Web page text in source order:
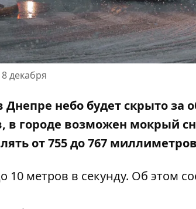
декабря
Днепре небо будет скрыто
в городе возможен мокрый
от 755 до 767
10 метров в секунду. Об этом